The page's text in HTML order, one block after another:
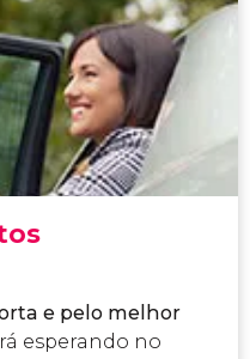
e pelo melhor
esperando no